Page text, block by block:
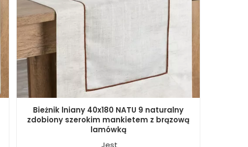
Bieżnik lniany 40x180 NATU 9 naturalny
zdobiony szerokim mankietem z brązową
lamówką
Jest